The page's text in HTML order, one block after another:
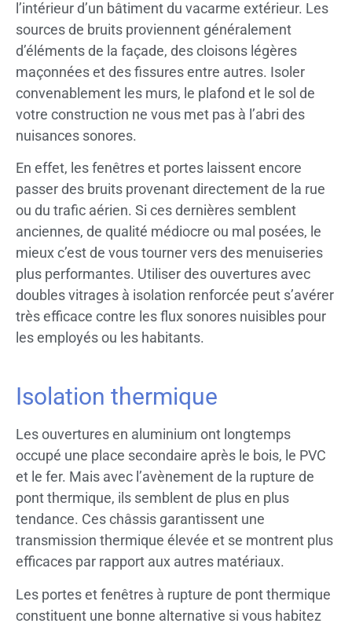
l’intérieur d’un bâtiment du vacarme extérieur. Les
sources de bruits proviennent généralement
d’éléments de la façade, des cloisons légères
maçonnées et des fissures entre autres. Isoler
convenablement les murs, le plafond et le sol de
votre construction ne vous met pas à l’abri des
nuisances sonores.
En effet, les fenêtres et portes laissent encore
passer des bruits provenant directement de la rue
ou du trafic aérien. Si ces dernières semblent
anciennes, de qualité médiocre ou mal posées, le
mieux c’est de vous tourner vers des menuiseries
plus performantes. Utiliser des ouvertures avec
doubles vitrages à isolation renforcée peut s’avérer
très efficace contre les flux sonores nuisibles pour
les employés ou les habitants.
Isolation thermique
Les ouvertures en aluminium ont longtemps
occupé une place secondaire après le bois, le PVC
et le fer. Mais avec l’avènement de la rupture de
pont thermique, ils semblent de plus en plus
tendance. Ces châssis garantissent une
transmission thermique élevée et se montrent plus
efficaces par rapport aux autres matériaux.
Les portes et fenêtres à rupture de pont thermique
constituent une bonne alternative si vous habitez